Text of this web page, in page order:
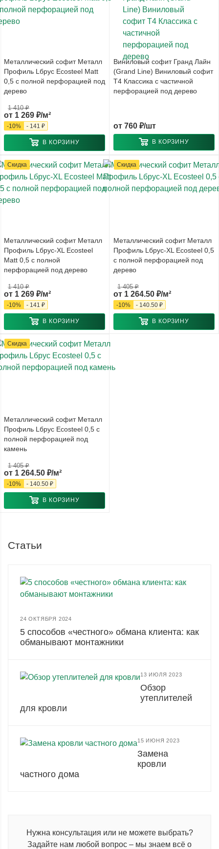
Металлический софит Металл
Профиль Lбрус Ecosteel Matt
0,5 с полной перфорацией под
дерево
от 1 269 ₽/м²
1 410 ₽
-10% - 141 ₽
В КОРЗИНУ
Виниловый софит Гранд Лайн
(Grand Line) Виниловый софит
T4 Классика с частичной
перфорацией под дерево
от 760 ₽/шт
В КОРЗИНУ
Скидка
Металлический софит Металл
Профиль Lбрус-XL Ecosteel
Matt 0,5 с полной
перфорацией под дерево
от 1 269 ₽/м²
1 410 ₽
-10% - 141 ₽
В КОРЗИНУ
Скидка
Металлический софит Металл
Профиль Lбрус-XL Ecosteel 0,5
с полной перфорацией под
дерево
от 1 264.50 ₽/м²
1 405 ₽
-10% - 140.50 ₽
В КОРЗИНУ
Скидка
Металлический софит Металл
Профиль Lбрус Ecosteel 0,5 с
полной перфорацией под
камень
от 1 264.50 ₽/м²
1 405 ₽
-10% - 140.50 ₽
В КОРЗИНУ
Статьи
24 ОКТЯБРЯ 2024
5 способов «честного» обмана клиента: как
обманывают монтажники
13 ИЮЛЯ 2023
Обзор
утеплителей
для кровли
15 ИЮНЯ 2023
Замена
кровли
частного дома
Нужна консультация или не можете выбрать?
Задайте нам любой вопрос – мы знаем всё о